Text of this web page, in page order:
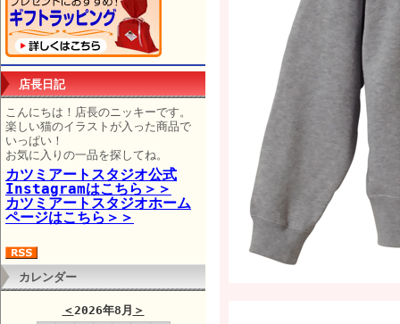
店長日記
こんにちは！店長のニッキーです。
楽しい猫のイラストが入った商品で
いっぱい！
お気に入りの一品を探してね。
カツミアートスタジオ公式
Instagramはこちら＞＞
カツミアートスタジオホーム
ページはこちら＞＞
カレンダー
＜2026年8月 ＞